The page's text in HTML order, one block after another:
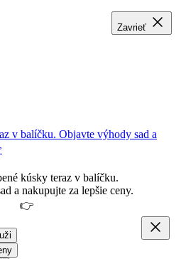
v balíčku. Objavte výhody sad a
kúsky teraz v balíčku.
a nakupujte za lepšie ceny.
👉
Zavrieť
Zavrieť
Zavrieť